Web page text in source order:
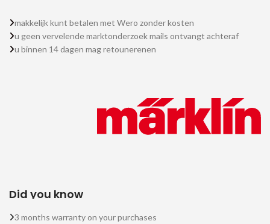
makkelijk kunt betalen met Wero zonder kosten
u geen vervelende marktonderzoek mails ontvangt achteraf
u binnen 14 dagen mag retounerenen
Did you know
3 months warranty on your purchases